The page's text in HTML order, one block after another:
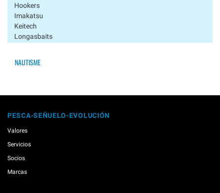
Hookers
Imakatsu
Keitech
Longasbaits
Musaga
Reins
River Stream
Smith
Spro
NAUTISME
PESCA-SEÑUELO-EVOLUCIÓN
Valores
Servicios
Socios
Marcas